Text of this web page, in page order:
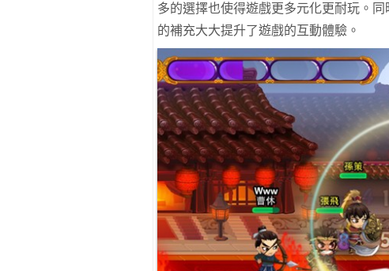
多的選擇也使得遊戲更多元化更耐玩。
的補充大大提升了遊戲的互動體驗。